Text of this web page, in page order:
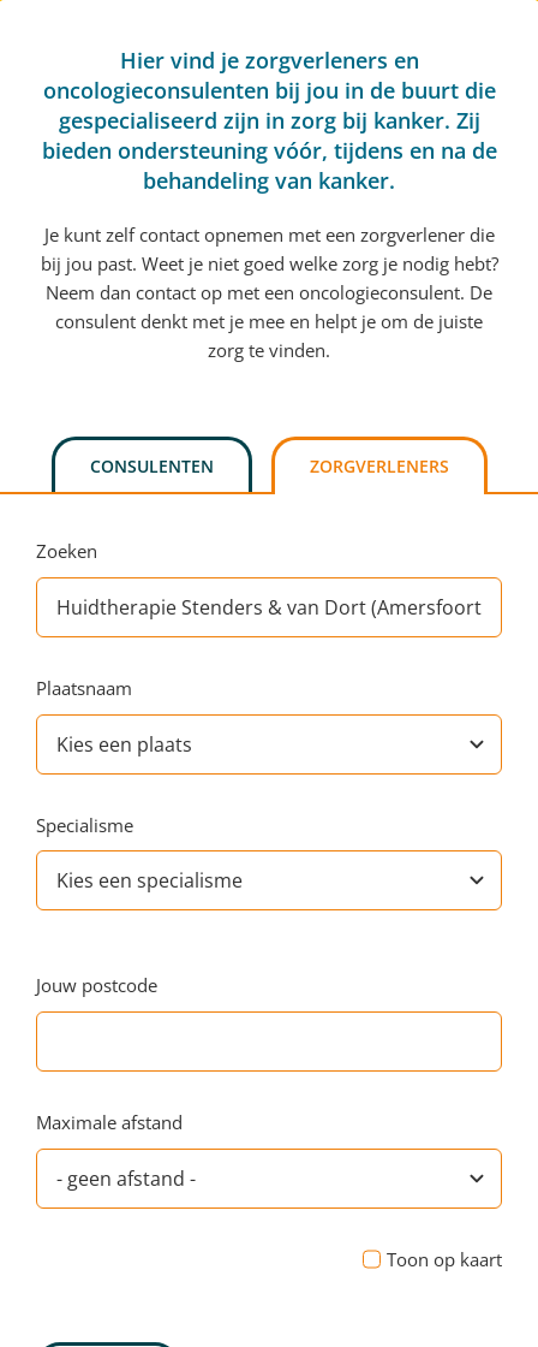
Hier vind je zorgverleners en
oncologieconsulenten bij jou in de buurt die
gespecialiseerd zijn in zorg bij kanker. Zij
bieden ondersteuning vóór, tijdens en na de
behandeling van kanker.
Je kunt zelf contact opnemen met een zorgverlener die
bij jou past. Weet je niet goed welke zorg je nodig hebt?
Neem dan contact op met een oncologieconsulent. De
consulent denkt met je mee en helpt je om de juiste
zorg te vinden.
CONSULENTEN ZORGVERLENERS
Zoeken
Plaatsnaam
Specialisme
Jouw postcode
Maximale afstand
Toon op kaart